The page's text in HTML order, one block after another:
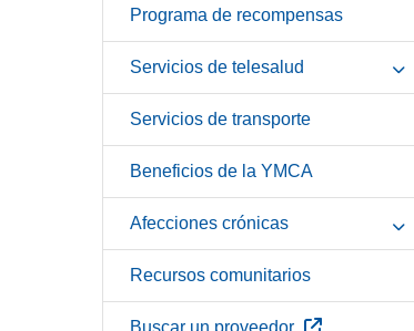
Programa de recompensas
Servicios de telesalud
Servicios de transporte
Beneficios de la YMCA
Afecciones crónicas
Recursos comunitarios
Sitio Externo